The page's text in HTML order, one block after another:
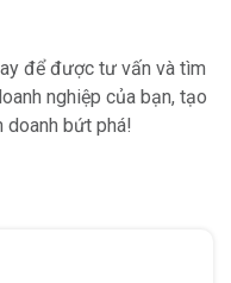
để được tư vấn và tìm
nghiệp của bạn, tạo
doanh bứt phá!